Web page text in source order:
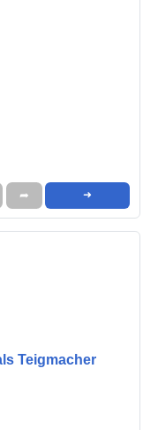
➦ ➜
Teigmacher